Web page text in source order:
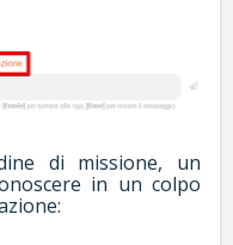
di missione, un
in un colpo